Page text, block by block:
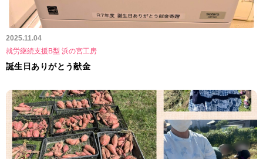
2025.11.04
就労継続支援B型 浜の宮工房
誕生日ありがとう献金